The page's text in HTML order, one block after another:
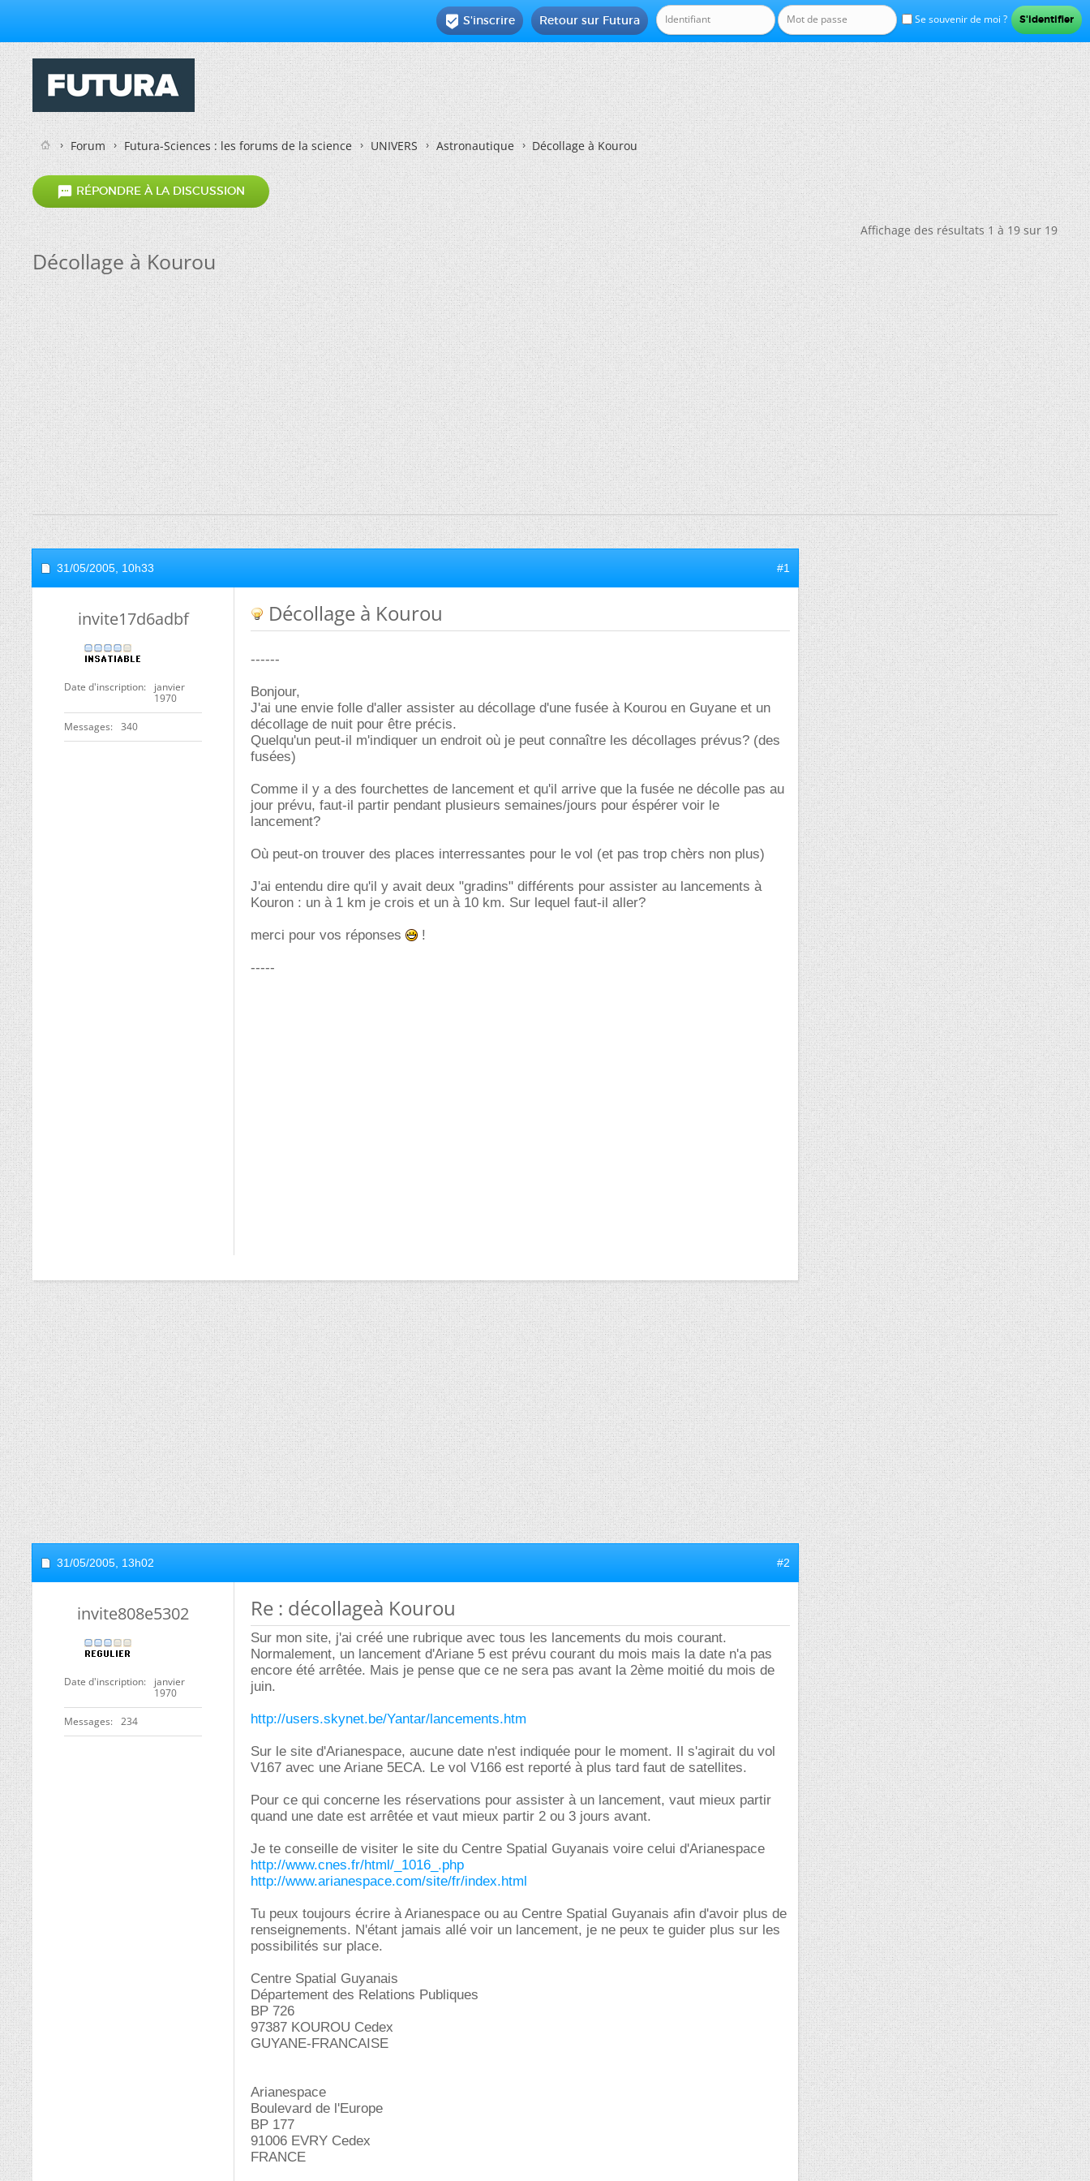
Se souvenir de moi ?
Retour sur Futura
 S'inscrire
Forum Futura-Sciences : les forums de la science UNIVERS Astronautique Décollage à Kourou
 RÉPONDRE À LA DISCUSSION
Affichage des résultats 1 à 19 sur 19
Décollage à Kourou
31/05/2005, 10h33 #1
invite17d6adbf
Date d'inscription
janvier
1970
Messages 340
Décollage à Kourou
------
Bonjour,
J'ai une envie folle d'aller assister au décollage d'une fusée à Kourou en Guyane et un
décollage de nuit pour être précis.
Quelqu'un peut-il m'indiquer un endroit où je peut connaître les décollages prévus? (des
fusées)
Comme il y a des fourchettes de lancement et qu'il arrive que la fusée ne décolle pas au
jour prévu, faut-il partir pendant plusieurs semaines/jours pour éspérer voir le
lancement?
Où peut-on trouver des places interressantes pour le vol (et pas trop chèrs non plus)
J'ai entendu dire qu'il y avait deux "gradins" différents pour assister au lancements à
Kouron : un à 1 km je crois et un à 10 km. Sur lequel faut-il aller?
merci pour vos réponses !
-----
31/05/2005, 13h02 #2
invite808e5302
Date d'inscription
janvier
1970
Messages 234
Re : décollageà Kourou
Sur mon site, j'ai créé une rubrique avec tous les lancements du mois courant.
Normalement, un lancement d'Ariane 5 est prévu courant du mois mais la date n'a pas
encore été arrêtée. Mais je pense que ce ne sera pas avant la 2ème moitié du mois de
juin.
http://users.skynet.be/Yantar/lancements.htm
Sur le site d'Arianespace, aucune date n'est indiquée pour le moment. Il s'agirait du vol
V167 avec une Ariane 5ECA. Le vol V166 est reporté à plus tard faut de satellites.
Pour ce qui concerne les réservations pour assister à un lancement, vaut mieux partir
quand une date est arrêtée et vaut mieux partir 2 ou 3 jours avant.
Je te conseille de visiter le site du Centre Spatial Guyanais voire celui d'Arianespace
http://www.cnes.fr/html/_1016_.php
http://www.arianespace.com/site/fr/index.html
Tu peux toujours écrire à Arianespace ou au Centre Spatial Guyanais afin d'avoir plus de
renseignements. N'étant jamais allé voir un lancement, je ne peux te guider plus sur les
possibilités sur place.
Centre Spatial Guyanais
Département des Relations Publiques
BP 726
97387 KOUROU Cedex
GUYANE-FRANCAISE
Arianespace
Boulevard de l'Europe
BP 177
91006 EVRY Cedex
FRANCE